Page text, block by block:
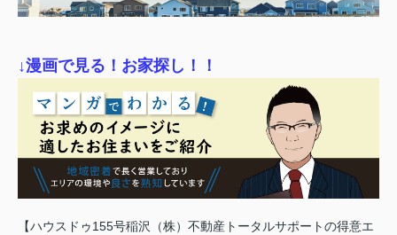
↓漫画で見る！お家探し！！
【ハウスドゥ155号稲沢（株）不動産トータルサポートの得意エ